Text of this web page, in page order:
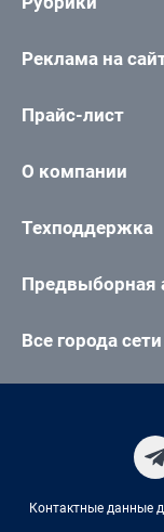
Реклама на
Прайс-лист
О компании
Техподдержка
Предвыборная
Все города сети
Контактные данные